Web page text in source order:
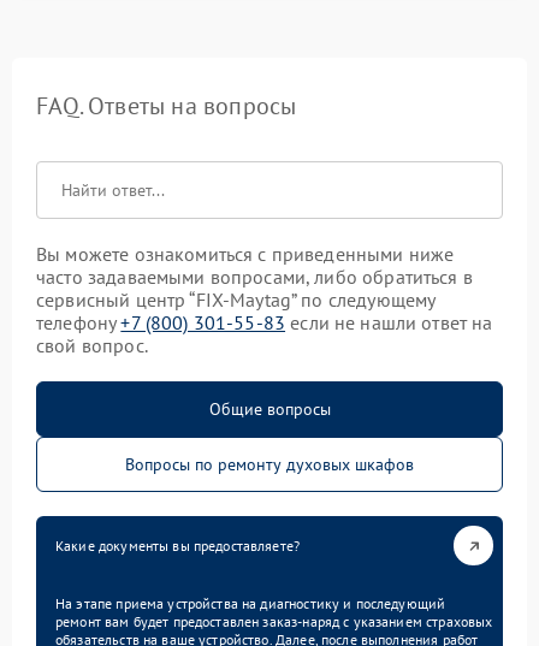
FAQ. Ответы на вопросы
Вы можете ознакомиться с приведенными ниже
часто задаваемыми вопросами, либо обратиться в
сервисный центр “FIX-Maytag” по следующему
телефону+7 (800) 301-55-83 если не нашли ответ на
свой вопрос.
Общие вопросы
Вопросы по ремонту духовых шкафов
Какие документы вы предоставляете?
На этапе приема устройства на диагностику и последующий
ремонт вам будет предоставлен заказ-наряд с указанием страховых
обязательств на ваше устройство. Далее, после выполнения работ